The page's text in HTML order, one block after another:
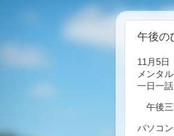
午後の
11月5日
メンタ
一日一話
午後三
パソコ